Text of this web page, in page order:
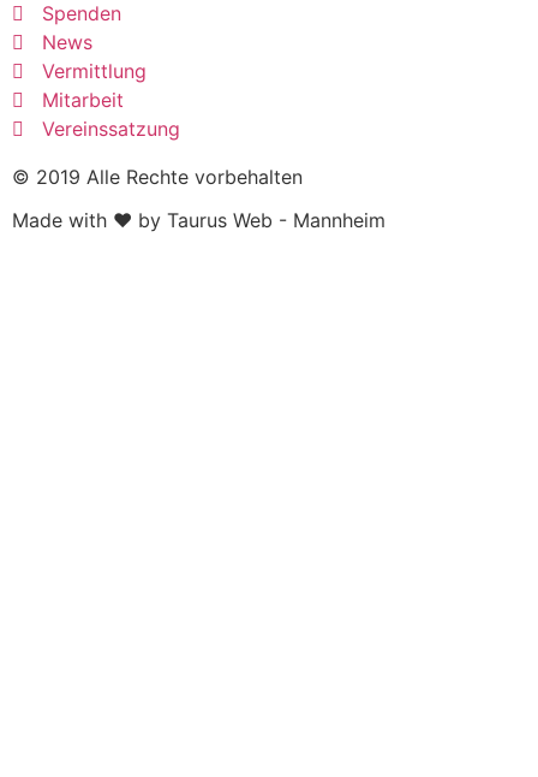
Spenden
News
Vermittlung
Mitarbeit
Vereinssatzung
© 2019 Alle Rechte vorbehalten
Made with ❤ by Taurus Web - Mannheim